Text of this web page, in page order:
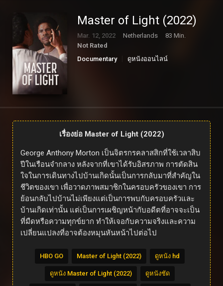
Master of Light (2022)
Mar. 12, 2022 Netherlands
83 Min.
Not Rated
Documentary
ดูหนังออนไลน์
เรื่องย่อ Master of Light (2022)
George Anthony Morton เป็นจิตรกรคลาสสิกที่ใช้เวลาสิบ
ปีในเรือนจำกลาง หลังจากที่เขาได้รับอิสรภาพ การตัดสิน
ใจในการเดินทางไปบ้านเกิดนั้นเป็นการกลับมาที่สำคัญใน
ชีวิตของเขา เพื่อวาดภาพสมาชิกในครอบครัวของเขา การ
ย้อนกลับไปบ้านไม่เพียงแต่เป็นการพบกับครอบครัวและ
บ้านเกิดเท่านั้น แต่เป็นการเผชิญหน้ากับอดีตที่อาจจะเป็น
ที่มืดหรือความทุกข์ยาก ทำให้เจอกับความจริงและความ
เปลี่ยนแปลงที่อาจต้องหมุนหันหน้าไปต่อไป
HBO GO Master of Light (2022) ดูหนัง hd
ดูหนัง Master of Light (2022) ดูหนังชัด